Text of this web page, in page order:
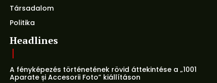
Társadalom
Politika
Headlines
A fényképezés történetének rövid áttekintése a „1001
Aparate și Accesorii Foto” kiállításon